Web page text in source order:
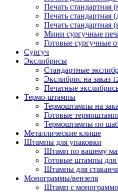
Печать стандартная
Печать стандартная
Печать стандартная
Мини сургучные
Готовые сургучные
Сургуч
Экслибрисы
Стандартные
Экслибрис на заказ
Печатные
Термо-штампы
Термоштампы на
Готовые
Термоштампы по
Металлические клише
Штампы для упаковки
Штамп по вашему
Готовые штампы для
Штампы для
Монограммы/вензеля
Штамп с